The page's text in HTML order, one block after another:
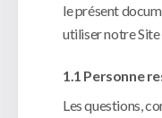
le présent
utiliser notre
1.1 Personne
Les questions,